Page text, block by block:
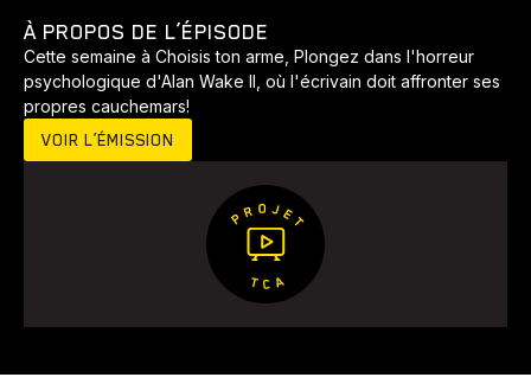
À PROPOS DE L’ÉPISODE
Cette semaine à Choisis ton arme, Plongez dans l'horreur
psychologique d'Alan Wake II, où l'écrivain doit affronter ses
propres cauchemars!
VOIR L’ÉMISSION